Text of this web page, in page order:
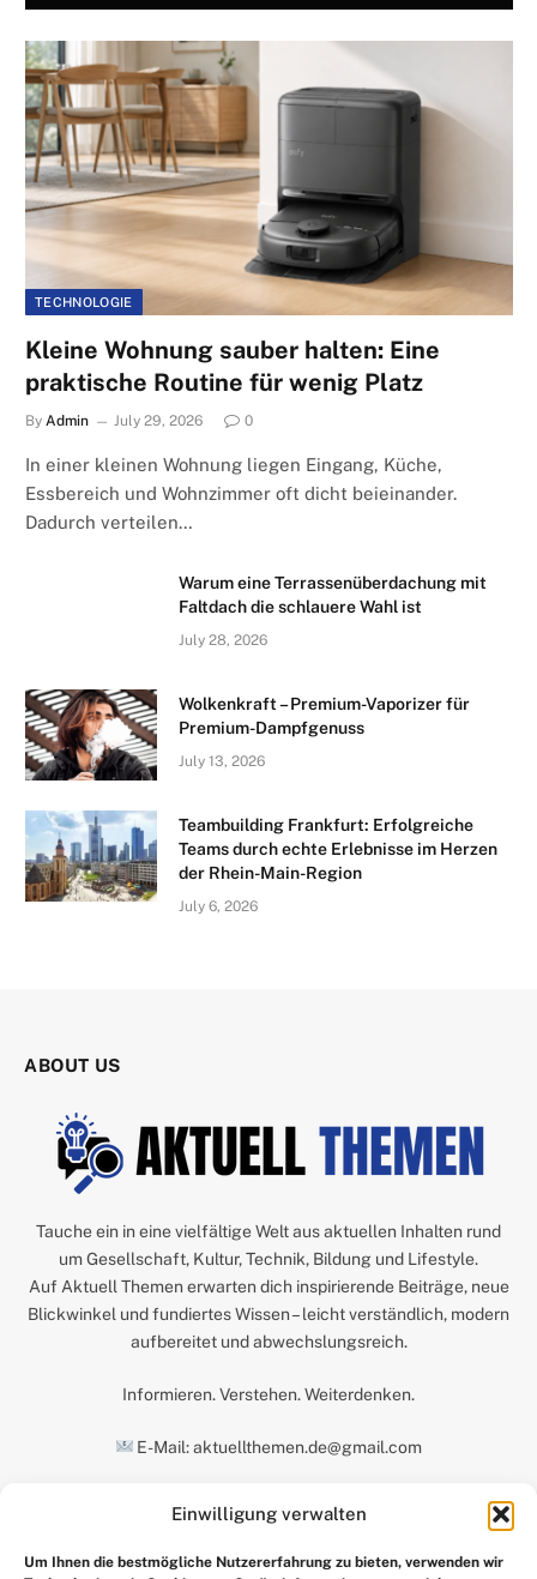
Einwilligung verwalten
Um Ihnen die bestmögliche Nutzererfahrung zu bieten, verwenden wir
TECHNOLOGIE
Kleine Wohnung sauber halten: Eine
praktische Routine für wenig Platz
By Admin July 29, 2026 0
In einer kleinen Wohnung liegen Eingang, Küche,
Essbereich und Wohnzimmer oft dicht beieinander.
Dadurch verteilen…
Warum eine Terrassenüberdachung mit
Faltdach die schlauere Wahl ist
July 28, 2026
Wolkenkraft – Premium-Vaporizer für
Premium-Dampfgenuss
July 13, 2026
Teambuilding Frankfurt: Erfolgreiche
Teams durch echte Erlebnisse im Herzen
der Rhein-Main-Region
July 6, 2026
ABOUT US
Tauche ein in eine vielfältige Welt aus aktuellen Inhalten rund
um Gesellschaft, Kultur, Technik, Bildung und Lifestyle.
Auf Aktuell Themen erwarten dich inspirierende Beiträge, neue
Blickwinkel und fundiertes Wissen – leicht verständlich, modern
aufbereitet und abwechslungsreich.
Informieren. Verstehen. Weiterdenken.
E-Mail: aktuellthemen.de@gmail.com